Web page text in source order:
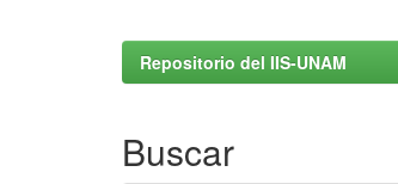
Repositorio del IIS-UNAM
Buscar